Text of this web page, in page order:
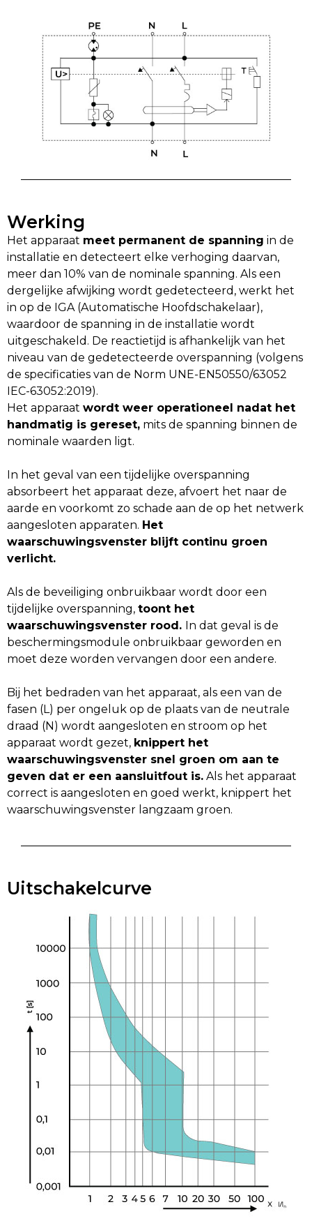
Werking
Het apparaat meet permanent de spanning in de
installatie en detecteert elke verhoging daarvan,
meer dan 10% van de nominale spanning. Als een
dergelijke afwijking wordt gedetecteerd, werkt het
in op de IGA (Automatische Hoofdschakelaar),
waardoor de spanning in de installatie wordt
uitgeschakeld. De reactietijd is afhankelijk van het
niveau van de gedetecteerde overspanning (volgens
de specificaties van de Norm UNE-EN50550/63052
IEC-63052:2019).
Het apparaat wordt weer operationeel nadat het
handmatig is gereset, mits de spanning binnen de
nominale waarden ligt.
In het geval van een tijdelijke overspanning
absorbeert het apparaat deze, afvoert het naar de
aarde en voorkomt zo schade aan de op het netwerk
aangesloten apparaten. Het
waarschuwingsvenster blijft continu groen
verlicht.
Als de beveiliging onbruikbaar wordt door een
tijdelijke overspanning, toont het
waarschuwingsvenster rood. In dat geval is de
beschermingsmodule onbruikbaar geworden en
moet deze worden vervangen door een andere.
Bij het bedraden van het apparaat, als een van de
fasen (L) per ongeluk op de plaats van de neutrale
draad (N) wordt aangesloten en stroom op het
apparaat wordt gezet, knippert het
waarschuwingsvenster snel groen om aan te
geven dat er een aansluitfout is. Als het apparaat
correct is aangesloten en goed werkt, knippert het
waarschuwingsvenster langzaam groen.
Uitschakelcurve